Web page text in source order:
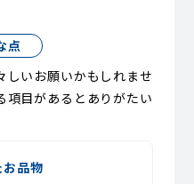
点
しいお願いかもしれませ
項目があるとありがたい
品物